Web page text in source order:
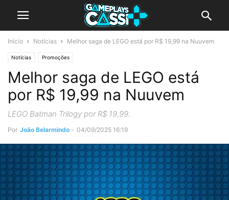
Início Notícias Melhor saga de LEGO está por R$ 19,99 na Nuuvem
Notícias Promoções
Melhor saga de LEGO está
por R$ 19,99 na Nuuvem
LEGO Batman Trilogy por R$ 19,99.
Por João Belarmindo - 04/09/2025 16:19